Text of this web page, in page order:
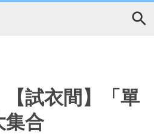
【試衣間】「單
集合